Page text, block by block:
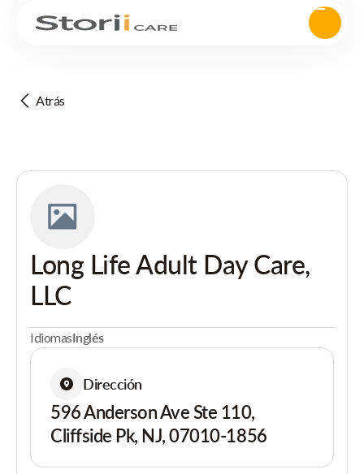
Atrás
Long Life Adult Day Care,
LLC
IdiomasInglés
Dirección
596 Anderson Ave Ste 110,
Cliffside Pk, NJ, 07010-1856